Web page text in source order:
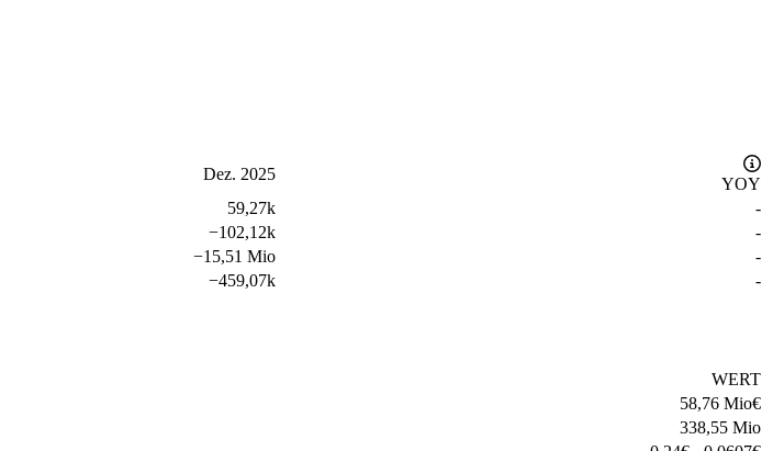
Dez. 2025
YOY
59,27k
-
−102,12k
-
−15,51 Mio
-
−459,07k -
WERT
58,76 Mio€
338,55 Mio